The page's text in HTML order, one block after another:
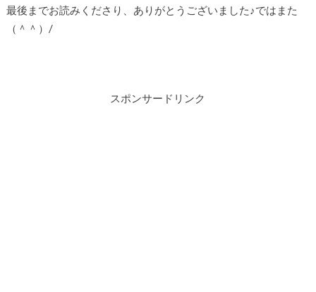
最後までお読みくださり、ありがとうございました♪ではまた
（＾＾）/
スポンサードリンク